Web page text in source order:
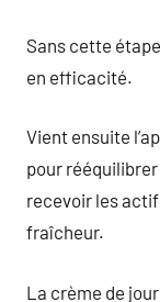
Sans cette
en efficacité.
Vient ensuite
pour
recevoir les
fraîcheur.
La crème de